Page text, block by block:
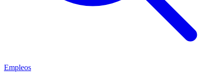
Empleos